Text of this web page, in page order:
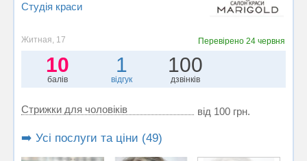
Студія краси
Житная, 17 Перевірено24 червня
10
балів
1
відгук
100
дзвінків
Стрижки для чоловіків від 100 грн.
➡️ Усі послуги та ціни (49)